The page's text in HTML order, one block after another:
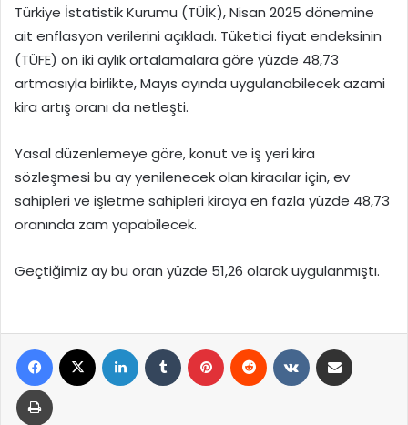
Türkiye İstatistik Kurumu (TÜİK), Nisan 2025 dönemine
ait enflasyon verilerini açıkladı. Tüketici fiyat endeksinin
(TÜFE) on iki aylık ortalamalara göre yüzde 48,73
artmasıyla birlikte, Mayıs ayında uygulanabilecek azami
kira artış oranı da netleşti.
Yasal düzenlemeye göre, konut ve iş yeri kira
sözleşmesi bu ay yenilenecek olan kiracılar için, ev
sahipleri ve işletme sahipleri kiraya en fazla yüzde 48,73
oranında zam yapabilecek.
Geçtiğimiz ay bu oran yüzde 51,26 olarak uygulanmıştı.
Facebook LinkedIn Tumblr Pinterest Reddit VKontakte
Yazdır